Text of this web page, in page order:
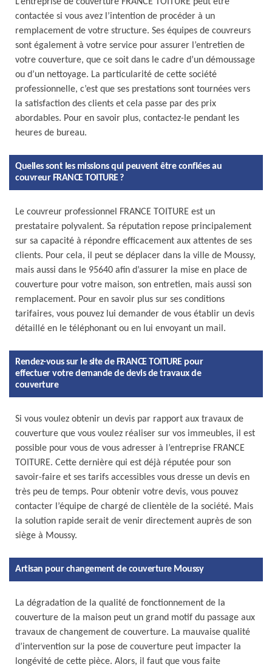
contactée si vous avez l’intention de procéder à un
remplacement de votre structure. Ses équipes de couvreurs
sont également à votre service pour assurer l’entretien de
votre couverture, que ce soit dans le cadre d’un démoussage
ou d’un nettoyage. La particularité de cette société
professionnelle, c’est que ses prestations sont tournées vers
la satisfaction des clients et cela passe par des prix
abordables. Pour en savoir plus, contactez-le pendant les
heures de bureau.
Quelles sont les missions qui peuvent être confiées au
couvreur FRANCE TOITURE ?
Le couvreur professionnel FRANCE TOITURE est un
prestataire polyvalent. Sa réputation repose principalement
sur sa capacité à répondre efficacement aux attentes de ses
clients. Pour cela, il peut se déplacer dans la ville de Moussy,
mais aussi dans le 95640 afin d’assurer la mise en place de
couverture pour votre maison, son entretien, mais aussi son
remplacement. Pour en savoir plus sur ses conditions
tarifaires, vous pouvez lui demander de vous établir un devis
détaillé en le téléphonant ou en lui envoyant un mail.
Rendez-vous sur le site de FRANCE TOITURE pour
effectuer votre demande de devis de travaux de
couverture
Si vous voulez obtenir un devis par rapport aux travaux de
couverture que vous voulez réaliser sur vos immeubles, il est
possible pour vous de vous adresser à l’entreprise FRANCE
TOITURE. Cette dernière qui est déjà réputée pour son
savoir-faire et ses tarifs accessibles vous dresse un devis en
très peu de temps. Pour obtenir votre devis, vous pouvez
contacter l’équipe de chargé de clientèle de la société. Mais
la solution rapide serait de venir directement auprès de son
siège à Moussy.
Artisan pour changement de couverture Moussy
La dégradation de la qualité de fonctionnement de la
couverture de la maison peut un grand motif du passage aux
travaux de changement de couverture. La mauvaise qualité
d’intervention sur la pose de couverture peut impacter la
longévité de cette pièce. Alors, il faut que vous faite